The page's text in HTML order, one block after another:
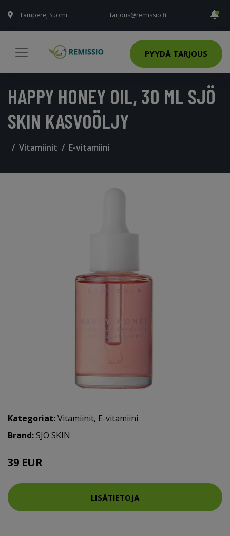
Tampere, Suomi tarjous@remissio.fi
PYYDÄ TARJOUS
HAPPY HONEY OIL, 30 ML SJÖ
SKIN KASVOÖLJY
Vitamiinit E-vitamiini
Kategoriat:Vitamiinit, E-vitamiini
Brand:SJÖ SKIN
39 EUR
LISÄTIETOJA